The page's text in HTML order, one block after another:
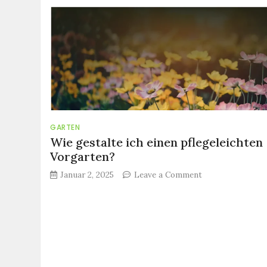
ich
machen?
GARTEN
Wie gestalte ich einen pflegeleichten
Vorgarten?
Januar 2, 2025 Leave a Commenton